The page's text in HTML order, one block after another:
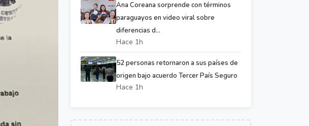
Ana Coreana sorprende con términos
paraguayos en video viral sobre
diferencias d...
Hace 1h
52 personas retornaron a sus países de
origen bajo acuerdo Tercer País Seguro
Hace 1h